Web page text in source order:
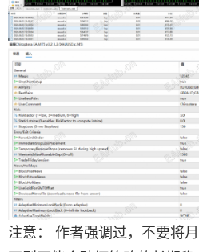
注意： 作者强调过，不要将